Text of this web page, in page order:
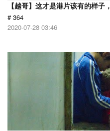
【越哥】这才是港片该有的样子
# 364
2020-07-28 03:46